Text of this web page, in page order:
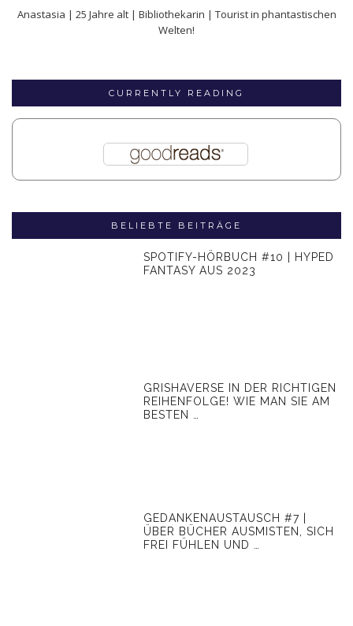
Anastasia | 25 Jahre alt | Bibliothekarin | Tourist in phantastischen
Welten!
CURRENTLY READING
BELIEBTE BEITRÄGE
SPOTIFY-HÖRBUCH #10 | HYPED
FANTASY AUS 2023
GRISHAVERSE IN DER RICHTIGEN
REIHENFOLGE! WIE MAN SIE AM
BESTEN …
GEDANKENAUSTAUSCH #7 |
ÜBER BÜCHER AUSMISTEN, SICH
FREI FÜHLEN UND …